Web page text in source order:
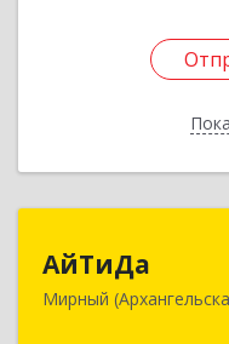
АйТиДа
Мирный
164170,